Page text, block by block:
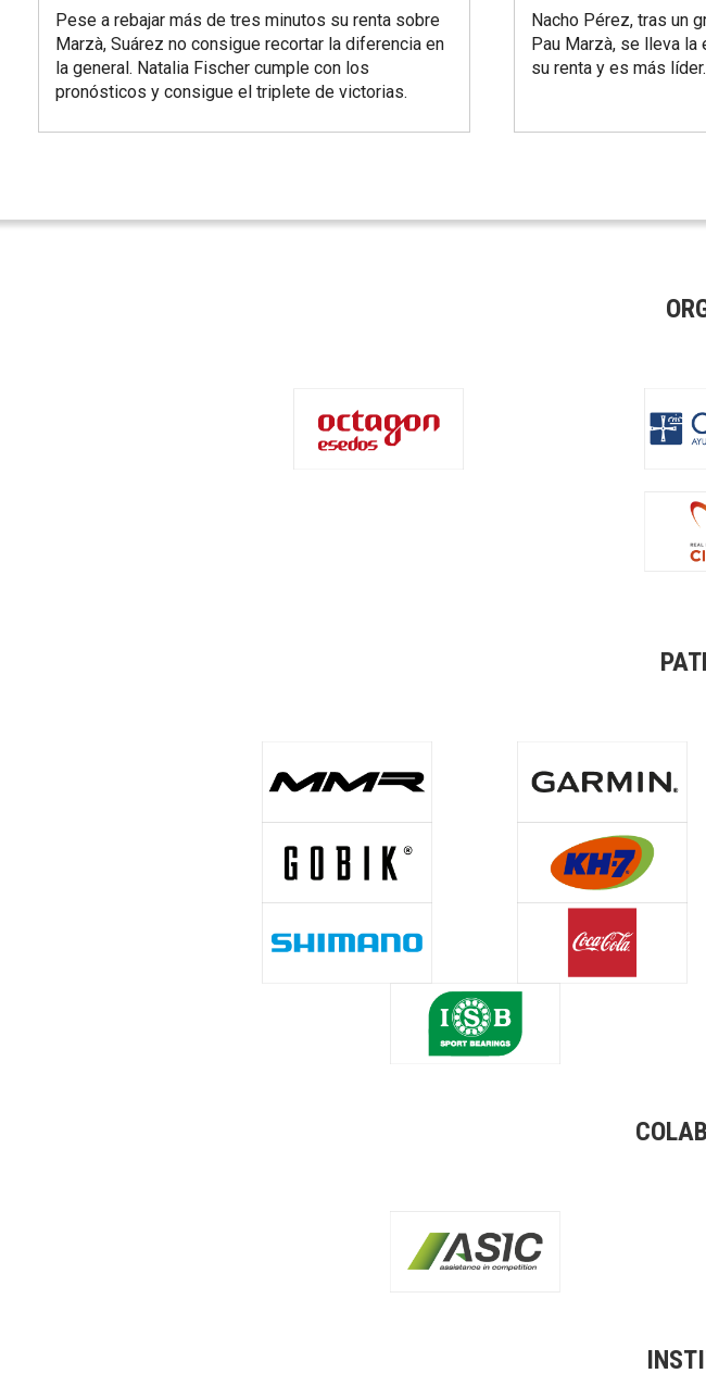
Pese a rebajar más de tres minutos su renta sobre
Marzà, Suárez no consigue recortar la diferencia en
la general. Natalia Fischer cumple con los
pronósticos y consigue el triplete de victorias.
Nacho Pérez, tras un
Pau Marzà, se lleva la
su renta y es más líder.